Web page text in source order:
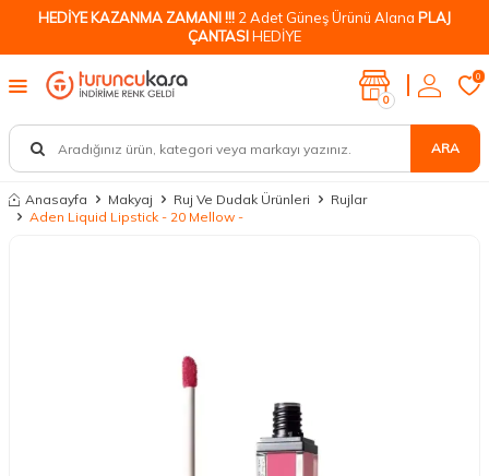
HEDİYE KAZANMA ZAMANI !!! 2 Adet Güneş Ürünü Alana PLAJ
ÇANTASIHEDİYE
ARA
0
0
Anasayfa Makyaj Ruj Ve Dudak Ürünleri
Rujlar
Aden Liquid Lipstick - 20 Mellow -